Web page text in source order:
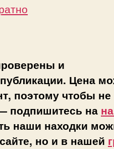
и
Цена
поэтому чтобы не
подпишитесь на
наши находки
но и в нашей